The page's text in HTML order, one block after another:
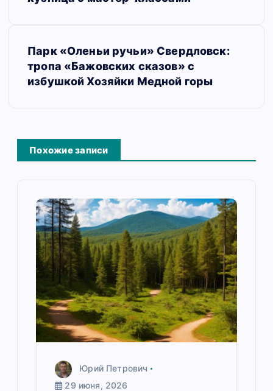
Парк «Оленьи ручьи» Свердловск:
тропа «Бажовских сказов» с
избушкой Хозяйки Медной горы
Похожие записи
Юрий Петрович
29 июня, 2026